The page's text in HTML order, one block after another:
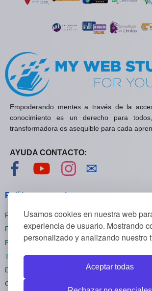
Usamos cookies en nuestra web
experiencia de usuario. Mostrando
personalizado y analizando nuestro
Aceptar todas
Empoderando mentes a través de la
conocimiento es un derecho para
transformadora es asequible para cada
AYUDA CONTACTO:
Visítanos en Facebook
Visítanos en YouTube
Visítanos en
✉
Políticas generales
Políticas de privacidad
Políticas de cookies
Políticas de reembolsos
Términos y condiciones
Darse de baja
Configuración cookies